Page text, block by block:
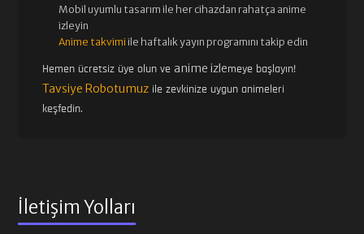
Mobil uyumlu tasarım ile her cihazdan rahatça anime
izleyin
Anime takvimi ile haftalık yayın programını takip edin
Hemen ücretsiz üye olun ve anime izlemeye başlayın!
Tavsiye Robotumuz ile zevkinize uygun animeleri
keşfedin.
İletişim Yolları